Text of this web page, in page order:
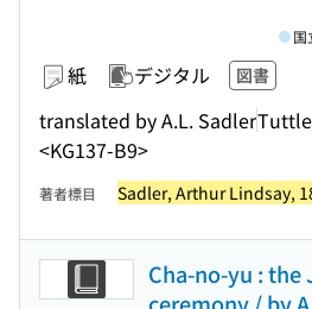
紙 デジタル 図書
translated by A.L. Sadler
<KG137-B9>
国
著者標目 Sadler, Arthur Lindsay,
Cha-no-yu : the